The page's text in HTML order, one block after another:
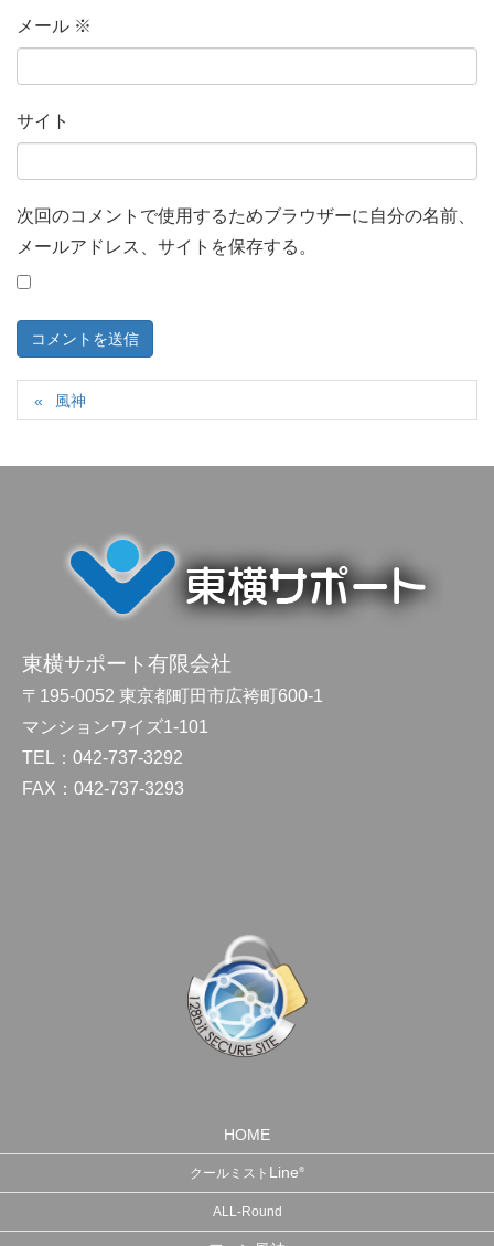
メール ※
サイト
次回のコメントで使用するためブラウザーに自分の名前、
メールアドレス、サイトを保存する。
風神
東横サポート有限会社
〒195-0052 東京都町田市広袴町600-1
マンションワイズ1-101
TEL：042-737-3292
FAX：042-737-3293
HOME
クールミスト Line®
ALL-Round